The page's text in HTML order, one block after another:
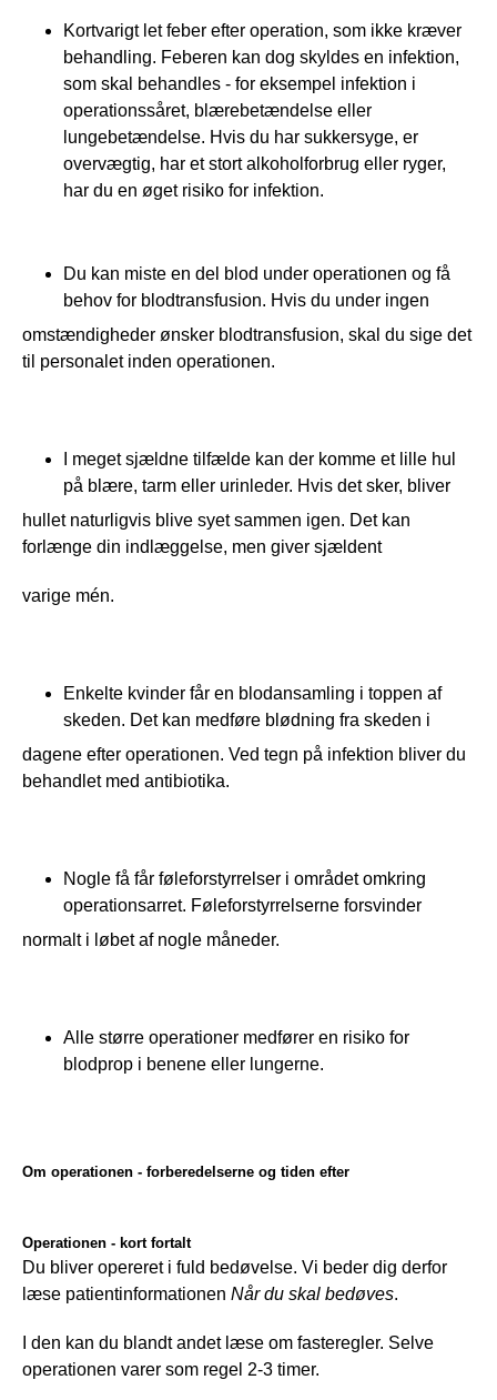
Kortvarigt let feber efter operation, som ikke kræver
behandling. Feberen kan dog skyldes en infektion,
som skal behandles - for eksempel infektion i
operationssåret, blærebetændelse eller
lungebetændelse. Hvis du har sukkersyge, er
overvægtig, har et stort alkoholforbrug eller ryger,
har du en øget risiko for infektion.
Du kan miste en del blod under operationen og få
behov for blodtransfusion. Hvis du under ingen
omstændigheder ønsker blodtransfusion, skal du sige det
til personalet inden operationen.
I meget sjældne tilfælde kan der komme et lille hul
på blære, tarm eller urinleder. Hvis det sker, bliver
hullet naturligvis blive syet sammen igen. Det kan
forlænge din indlæggelse, men giver sjældent
varige mén.
Enkelte kvinder får en blodansamling i toppen af
skeden. Det kan medføre blødning fra skeden i
dagene efter operationen. Ved tegn på infektion bliver du
behandlet med antibiotika.
Nogle få får føleforstyrrelser i området omkring
operationsarret. Føleforstyrrelserne forsvinder
normalt i løbet af nogle måneder.
Alle større operationer medfører en risiko for
blodprop i benene eller lungerne.
Om operationen - forberedelserne og tiden efter
Operationen - kort fortalt
Du bliver opereret i fuld bedøvelse. Vi beder dig derfor
læse patientinformationen Når du skal bedøves.
I den kan du blandt andet læse om fasteregler. Selve
operationen varer som regel 2-3 timer.